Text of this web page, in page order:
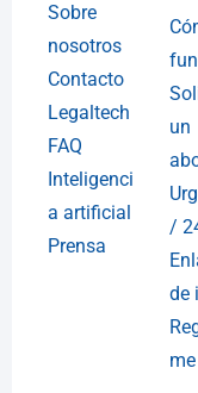
Sobre
nosotros
Contacto
Legaltech
FAQ
Inteligenci
a artificial
Prensa
un
/
de
me